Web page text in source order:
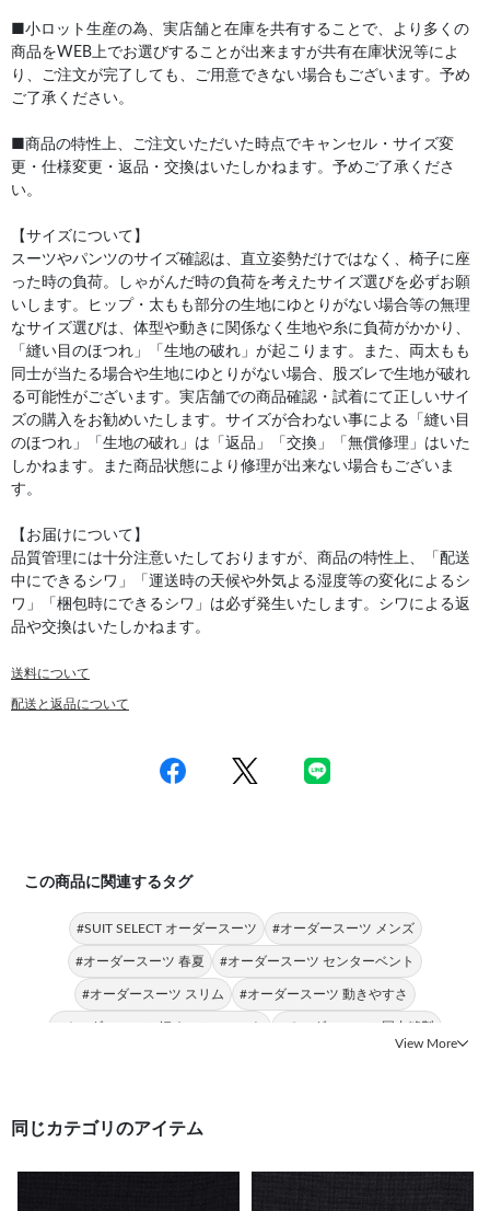
■小ロット生産の為、実店舗と在庫を共有することで、より多くの
商品をWEB上でお選びすることが出来ますが共有在庫状況等によ
り、ご注文が完了しても、ご用意できない場合もございます。予め
ご了承ください。
■商品の特性上、ご注文いただいた時点でキャンセル・サイズ変
更・仕様変更・返品・交換はいたしかねます。予めご了承くださ
い。
【サイズについて】
スーツやパンツのサイズ確認は、直立姿勢だけではなく、椅子に座
った時の負荷。しゃがんだ時の負荷を考えたサイズ選びを必ずお願
いします。ヒップ・太もも部分の生地にゆとりがない場合等の無理
なサイズ選びは、体型や動きに関係なく生地や糸に負荷がかかり、
「縫い目のほつれ」「生地の破れ」が起こります。また、両太もも
同士が当たる場合や生地にゆとりがない場合、股ズレで生地が破れ
る可能性がございます。実店舗での商品確認・試着にて正しいサイ
ズの購入をお勧めいたします。サイズが合わない事による「縫い目
のほつれ」「生地の破れ」は「返品」「交換」「無償修理」はいた
しかねます。また商品状態により修理が出来ない場合もございま
す。
【お届けについて】
品質管理には十分注意いたしておりますが、商品の特性上、「配送
中にできるシワ」「運送時の天候や外気よる湿度等の変化によるシ
ワ」「梱包時にできるシワ」は必ず発生いたします。シワによる返
品や交換はいたしかねます。
送料について
配送と返品について
この商品に関連するタグ
#SUIT SELECT オーダースーツ #オーダースーツ メンズ
#オーダースーツ 春夏 #オーダースーツ センターベント
#オーダースーツ スリム #オーダースーツ 動きやすさ
#オーダースーツ 細めのシルエット #オーダースーツ 国内縫製
View More
同じカテゴリのアイテム